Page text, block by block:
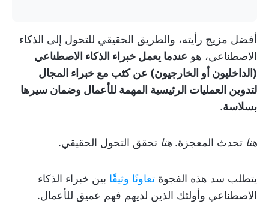
أفضل مزيج رأيته، والطريق الحقيقي للتحول إلى الذكاء
الاصطناعي، هو عندما يعمل خبراء الذكاء الاصطناعي
(الداخليون أو الخارجيون) عن كثب مع خبراء المجال
لتدوين العمليات الرئيسية المهمة للأعمال وضمان سيرها
بسلاسة.
هنا تحدث المعجزة. هنا تحقق التحول الحقيقي.
يتطلب سد هذه الفجوة تعاونًا وثيقًا بين خبراء الذكاء
الاصطناعي وأولئك الذين لديهم فهم عميق للأعمال.